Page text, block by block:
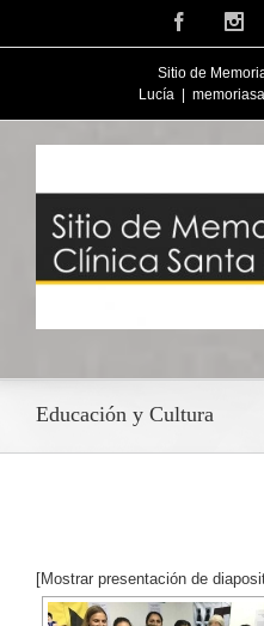
Facebook
Sitio de
Lucía
Educación y Cultura
[Mostrar presentación de